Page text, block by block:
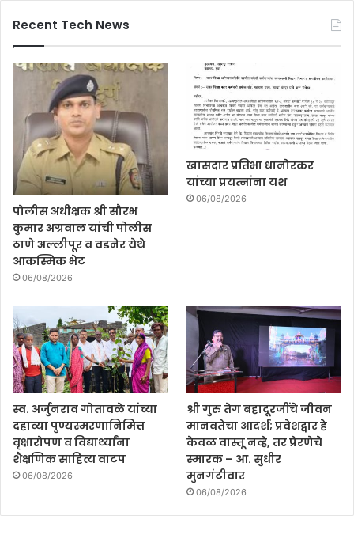
Recent Tech News
पोलीस अधीक्षक श्री सौरभ
कुमार अग्रवाल यांची पोलीस
ठाणे अल्लीपूर व वडनेर येथे
आकस्मिक भेट
06/08/2026
खासदार प्रतिभा धानोरकर
यांच्या प्रयत्नांना यश
06/08/2026
स्व. अर्जुनराव गोतावळे यांच्या
दहाव्या पुण्यस्मरणानिमित्त
वृक्षारोपण व विद्यार्थ्यांना
शैक्षणिक साहित्य वाटप
06/08/2026
श्री गुरु तेग बहादूरजींचे जीवन
मानवतेचा आदर्श; प्रवेशद्वार हे
केवळ वास्तू नव्हे, तर प्रेरणेचे
स्मारक – आ. सुधीर
मुनगंटीवार
06/08/2026